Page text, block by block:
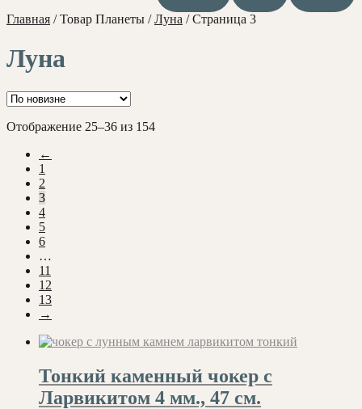
Главная /Товар Планеты /Луна /Страница 3
Луна
Отображение 25–36 из 154Сортировка:
←
1
2
3
4
5
6
…
11
12
13
→
Тонкий каменный чокер с
Ларвикитом 4 мм., 47 см.